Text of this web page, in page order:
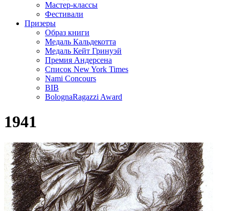
Мастер-классы
Фестивали
Призеры
Образ книги
Медаль Кальдекотта
Медаль Кейт Гринуэй
Премия Андерсена
Список New York Times
Nami Concours
BIB
BolognaRagazzi Award
1941